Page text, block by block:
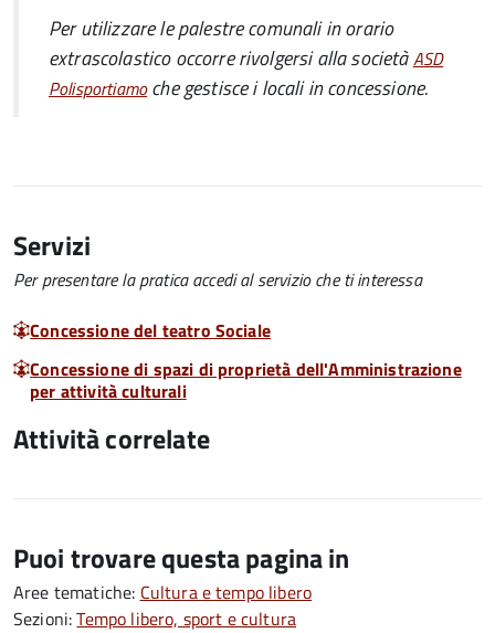
Per utilizzare le palestre comunali in orario
extrascolastico occorre rivolgersi alla societàASD
Polisportiamoche gestisce i locali in concessione.
Servizi
Per presentare la pratica accedi al servizio che ti interessa
Concessione del teatro Sociale
Concessione di spazi di proprietà dell'Amministrazione
per attività culturali
Attività correlate
Puoi trovare questa pagina in
Aree tematiche: Cultura e tempo libero
Sezioni:Tempo libero, sport e cultura